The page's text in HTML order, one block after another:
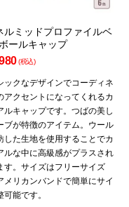
ルミッドプロファイルベ
ールキャップ
(税込)
ックなデザインでコーディネ
アクセントになってくれるカ
ルキャップです。つばの美し
ブが特徴のアイテム。ウール
した生地を使用することでカ
ルな中に高級感がプラスされ
す。サイズはフリーサイズ
メリカンバンドで簡単にサイ
可能です。